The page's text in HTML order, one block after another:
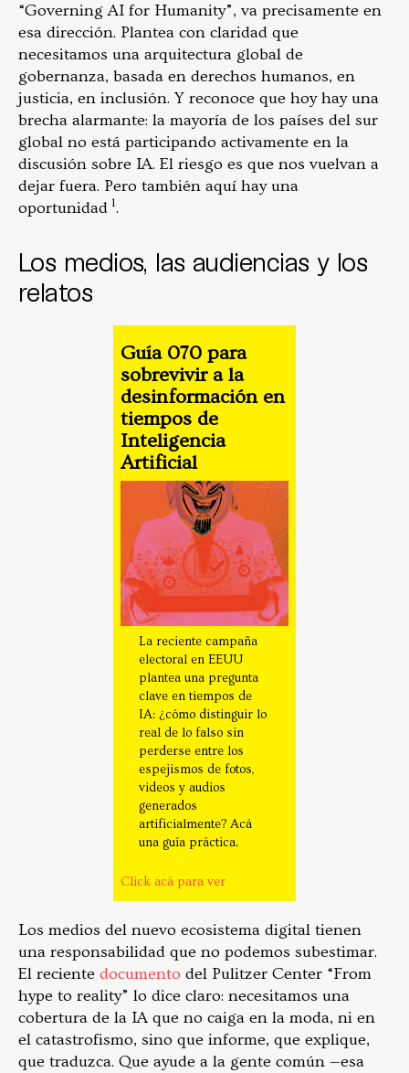
“Governing AI for Humanity”, va precisamente en
esa dirección. Plantea con claridad que
necesitamos una arquitectura global de
gobernanza, basada en derechos humanos, en
justicia, en inclusión. Y reconoce que hoy hay una
brecha alarmante: la mayoría de los países del sur
global no está participando activamente en la
discusión sobre IA. El riesgo es que nos vuelvan a
dejar fuera. Pero también aquí hay una
oportunidad 1.
Los medios, las audiencias y los
relatos
Guía 070 para
sobrevivir a la
desinformación en
tiempos de
Inteligencia
Artificial
La reciente campaña
electoral en EEUU
plantea una pregunta
clave en tiempos de
IA: ¿cómo distinguir lo
real de lo falso sin
perderse entre los
espejismos de fotos,
videos y audios
generados
artificialmente? Acá
una guía práctica.
Click acá para ver
Los medios del nuevo ecosistema digital tienen
una responsabilidad que no podemos subestimar.
El reciente documento del Pulitzer Center “From
hype to reality” lo dice claro: necesitamos una
cobertura de la IA que no caiga en la moda, ni en
el catastrofismo, sino que informe, que explique,
que traduzca. Que ayude a la gente común —esa